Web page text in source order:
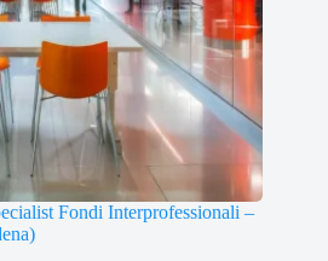
Fondi Interprofessionali –